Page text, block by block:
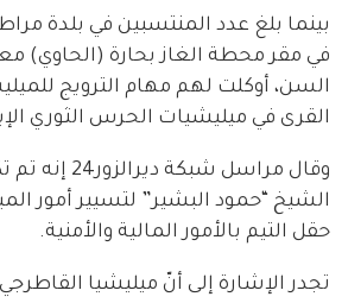
في مقر محطة الغاز بحارة (الحاوي)
السن، أوكلت لهم مهام الترويج
القرى في ميليشيات الحرس الثوري
وقال مراسل شبكة
الشيخ “حمود البشير” لتسيير أمور
حقل التيم بالأمور المالية والأمنية.
تجدر الإشارة إلى أنّ ميليشيا